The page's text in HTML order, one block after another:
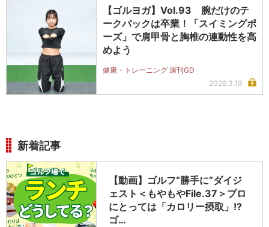
【ゴルヨガ】Vol.93 腕だけのテ
ークバックは卒業！「スイミングポ
ーズ」で肩甲骨と胸椎の連動性を高
めよう
健康・トレーニング 週刊GD
2026.3.19
新着記事
【動画】ゴルフ“勝手に”ダイジ
ェスト＜もやもやFile.37＞プロ
にとっては「カロリー摂取」!?
ゴ…